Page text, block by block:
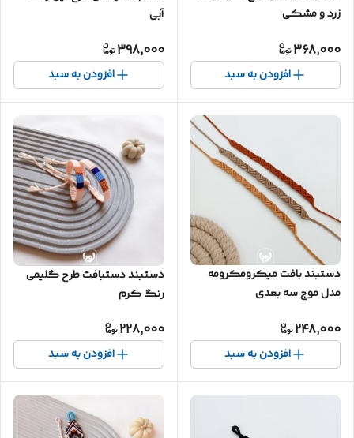
زرد و مشکی
368,000
افزودن به سبد
آبی
398,000
افزودن به سبد
دستبند بافت میکرومکرومه
مدل موج سه بعدی
248,000
افزودن به سبد
دستبند دستبافت طرح گلیمی
رنگ کرم
228,000
افزودن به سبد